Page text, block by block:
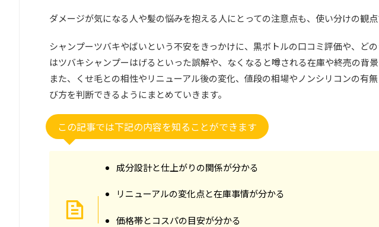
ダメージが気になる人や髪の悩みを抱える人にとっての注意点も、使い分けの観点
シャンプーツバキやばいという不安をきっかけに、黒ボトルの口コミ評価や、ど
はツバキシャンプーはげるといった誤解や、なくなると噂される在庫や終売の背景
また、くせ毛との相性やリニューアル後の変化、値段の相場やノンシリコンの有
び方を判断できるようにまとめていきます。
この記事では下記の内容を知ることができます
成分設計と仕上がりの関係が分かる
リニューアルの変化点と在庫事情が分かる
価格帯とコスパの目安が分かる